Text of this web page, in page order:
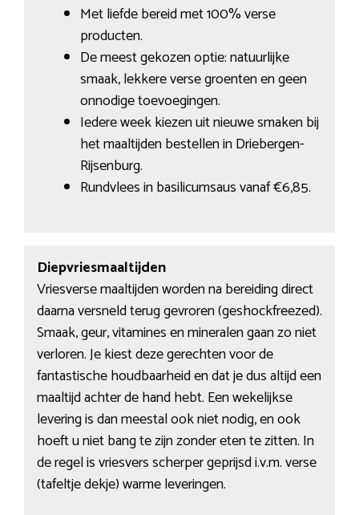
Met liefde bereid met 100% verse
producten.
De meest gekozen optie: natuurlijke
smaak, lekkere verse groenten en geen
onnodige toevoegingen.
Iedere week kiezen uit nieuwe smaken bij
het maaltijden bestellen in Driebergen-
Rijsenburg.
Rundvlees in basilicumsaus vanaf €6,85.
Diepvriesmaaltijden
Vriesverse maaltijden worden na bereiding direct
daarna versneld terug gevroren (geshockfreezed).
Smaak, geur, vitamines en mineralen gaan zo niet
verloren. Je kiest deze gerechten voor de
fantastische houdbaarheid en dat je dus altijd een
maaltijd achter de hand hebt. Een wekelijkse
levering is dan meestal ook niet nodig, en ook
hoeft u niet bang te zijn zonder eten te zitten. In
de regel is vriesvers scherper geprijsd i.v.m. verse
(tafeltje dekje) warme leveringen.